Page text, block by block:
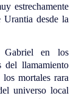
estrechamente
desde la
Gabriel en los
del llamamiento
mortales rara
universo local